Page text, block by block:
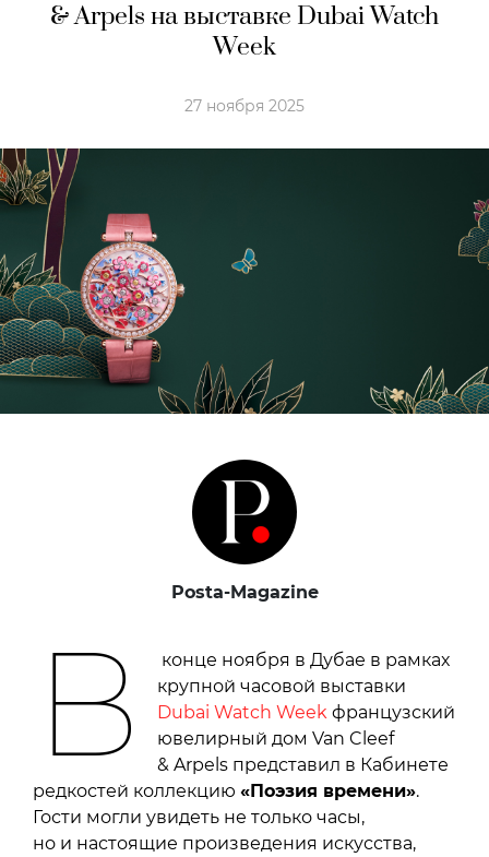
& Arpels на выставке Dubai Watch
Week
27 ноября 2025
Posta-Magazine
В
конце ноября в Дубае в рамках
крупной часовой выставки
Dubai Watch Week французский
ювелирный дом Van Cleef
& Arpels представил в Кабинете
редкостей коллекцию «Поэзия времени».
Гости могли увидеть не только часы,
но и настоящие произведения искусства,